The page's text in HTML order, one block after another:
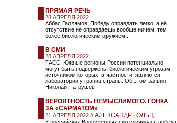
ПРЯМАЯ РЕЧЬ
28 АПРЕЛЯ 2022
Аббас Галлямов: Победу оправдать легко, а её
отсутствие не оправдаешь вообще ничем, тем
более биологическим оружием...
В СМИ
28 АПРЕЛЯ 2022
ТАСС: Южные регионы России потенциально
могут быть подвержены биологическим угрозам,
источником которых, в частности, являются
лаборатории у границ страны. Об этом заявил
Николай Патрушев
ВЕРОЯТНОСТЬ НЕМЫСЛИМОГО. ГОНКА
ЗА «САРМАТОМ»
21 АПРЕЛЯ 2022 // АЛЕКСАНДР ГОЛЬЦ